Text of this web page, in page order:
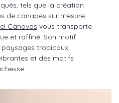
tels que la création
de canapés sur mesure.
Canovas vous transporte
et raffiné. Son motif
tropicaux,
et des motifs